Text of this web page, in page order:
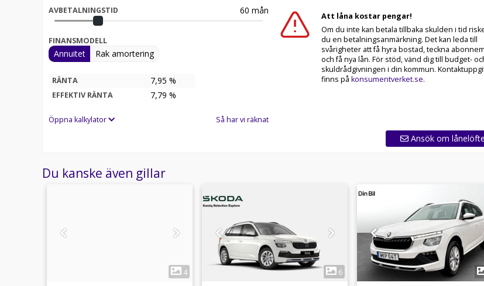
AVBETALNINGSTID 60 mån
FINANSMODELL
Annuitet Rak amortering
RÄNTA 7,95 %
EFFEKTIV RÄNTA 7,79 %
Öppna kalkylator Så har vi räknat
Att låna kostar pengar!
Om du inte kan betala tillbaka skulden i tid
du en betalningsanmärkning. Det kan leda till
svårigheter att få hyra bostad, teckna
och få nya lån. För stöd, vänd dig till budget-
skuldrådgivningen i din kommun.
finns på konsumentverket.se.
Ansök om lånelöfte
Du kanske även gillar
4
1
6
1